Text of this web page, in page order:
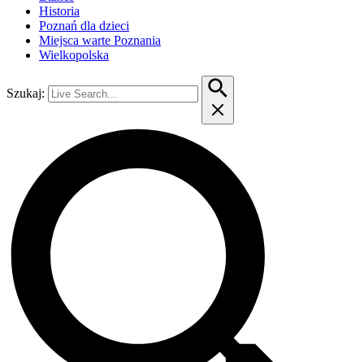
Historia
Poznań dla dzieci
Miejsca warte Poznania
Wielkopolska
Szukaj: